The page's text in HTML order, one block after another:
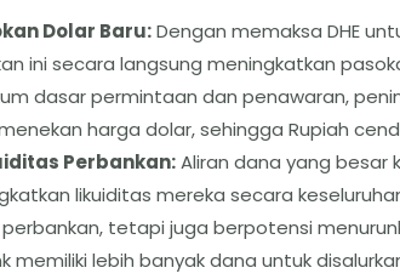
Dolar Baru:Dengan memaksa DHE
ini secara langsung meningkatkan
dasar permintaan dan penawaran,
harga dolar, sehingga Rupiah
Perbankan:Aliran dana yang besar
likuiditas mereka secara
tetapi juga berpotensi
memiliki lebih banyak dana untuk